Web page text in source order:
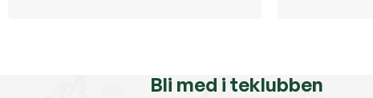
Bli med i teklubben